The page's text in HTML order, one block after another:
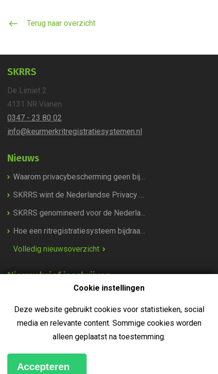
Terug naar overzicht
SKRRS
De Limiet 2
4131 NR Vianen
0347 - 23 80 02
info@keurmerkritregistratiesystemen.nl
Nieuws
Waarom privacybescherming geen bijzaak is, maar de kern van het Keurmerk Ritregistratiesystemen
SKRRS wint de Nederlandse Privacy Award 2026!
SKRRS genomineerd voor de Nederlandse Privacy Awards 2026!
Hoe een ritregistratiesysteem bijdraagt aan duurzaamheid
Volledig nieuwsoverzicht
Nieuwsbrief inschrijven
Inschrijven
Disclaimer Privacy statement
Cookie instellingen
Deze website gebruikt cookies voor statistieken, social
media en relevante content. Sommige cookies worden
alleen geplaatst na toestemming.